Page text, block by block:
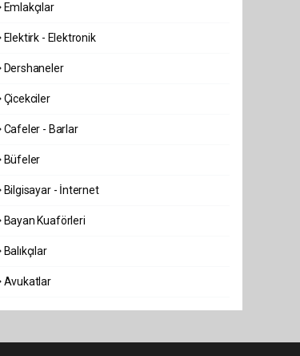
Emlakçılar
Elektirk - Elektronik
Dershaneler
Çicekciler
Cafeler - Barlar
Büfeler
Bilgisayar - İnternet
Bayan Kuaförleri
Balıkçılar
Avukatlar